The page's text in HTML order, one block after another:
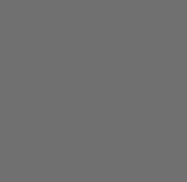
in Rheinland-Pfalz: Die besten
in Rheinland-Pfalz: Die
in Rheinland-Pfalz: Die
"Wandern in Rheinland-Pfalz: Die
"Wandern in Rheinland-Pfalz: